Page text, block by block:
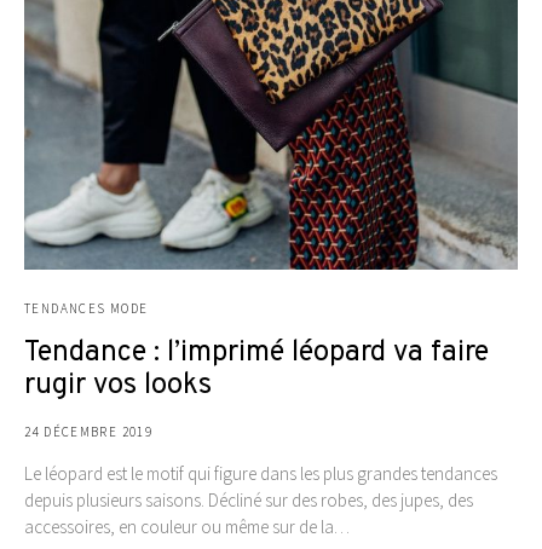
TENDANCES MODE
Tendance : l’imprimé léopard va faire
rugir vos looks
24 DÉCEMBRE 2019
Le léopard est le motif qui figure dans les plus grandes tendances
depuis plusieurs saisons. Décliné sur des robes, des jupes, des
accessoires, en couleur ou même sur de la…